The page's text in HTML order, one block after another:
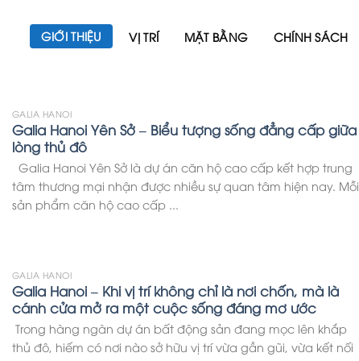
GIỚI THIỆU VỊ TRÍ MẶT BẰNG CHÍNH SÁCH
GALIA HANOI
Galia Hanoi Yên Sở – Biểu tượng sống đẳng cấp giữa
lòng thủ đô
Galia Hanoi Yên Sở là dự án căn hộ cao cấp kết hợp trung
tâm thương mại nhận được nhiều sự quan tâm hiện nay. Mỗi
sản phẩm căn hộ cao cấp ...
GALIA HANOI
Galia Hanoi – Khi vị trí không chỉ là nơi chốn, mà là
cánh cửa mở ra một cuộc sống đáng mơ ước
Trong hàng ngàn dự án bất động sản đang mọc lên khắp
thủ đô, hiếm có nơi nào sở hữu vị trí vừa gần gũi, vừa kết nối